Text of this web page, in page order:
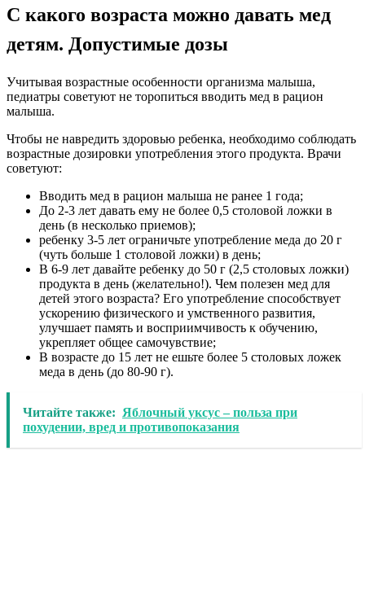
С какого возраста можно давать мед
детям. Допустимые дозы
Учитывая возрастные особенности организма малыша,
педиатры советуют не торопиться вводить мед в рацион
малыша.
Чтобы не навредить здоровью ребенка, необходимо соблюдать
возрастные дозировки употребления этого продукта. Врачи
советуют:
Вводить мед в рацион малыша не ранее 1 года;
До 2-3 лет давать ему не более 0,5 столовой ложки в
день (в несколько приемов);
ребенку 3-5 лет ограничьте употребление меда до 20 г
(чуть больше 1 столовой ложки) в день;
В 6-9 лет давайте ребенку до 50 г (2,5 столовых ложки)
продукта в день (желательно!). Чем полезен мед для
детей этого возраста? Его употребление способствует
ускорению физического и умственного развития,
улучшает память и восприимчивость к обучению,
укрепляет общее самочувствие;
В возрасте до 15 лет не ешьте более 5 столовых ложек
меда в день (до 80-90 г).
Читайте также: Яблочный уксус – польза при
похудении, вред и противопоказания